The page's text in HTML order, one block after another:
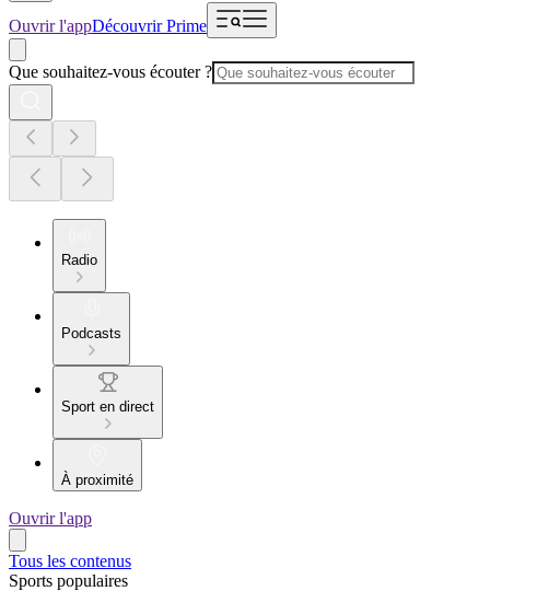
Ouvrir l'appDécouvrir Prime
Que souhaitez-vous écouter ?
Radio
Podcasts
Sport en direct
À proximité
Ouvrir l'app
Tous les contenus
Sports populaires